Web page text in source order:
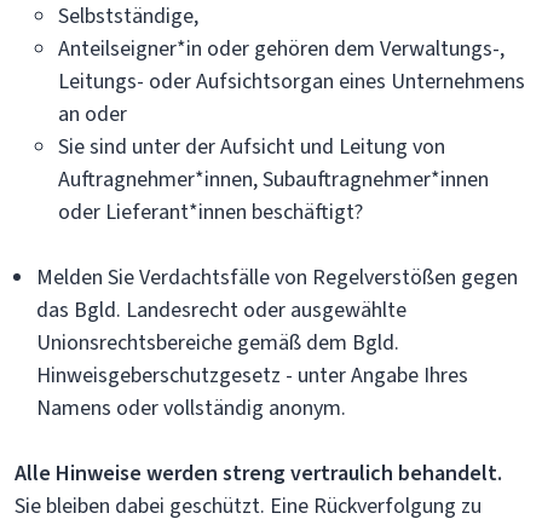
Selbstständige,
Anteilseigner*in oder gehören dem Verwaltungs-,
Leitungs- oder Aufsichtsorgan eines Unternehmens
an oder
Sie sind unter der Aufsicht und Leitung von
Auftragnehmer*innen, Subauftragnehmer*innen
oder Lieferant*innen beschäftigt?
Melden Sie Verdachtsfälle von Regelverstößen gegen
das Bgld. Landesrecht oder ausgewählte
Unionsrechtsbereiche gemäß dem Bgld.
Hinweisgeberschutzgesetz - unter Angabe Ihres
Namens oder vollständig anonym.
Alle Hinweise werden streng vertraulich behandelt.
Sie bleiben dabei geschützt. Eine Rückverfolgung zu